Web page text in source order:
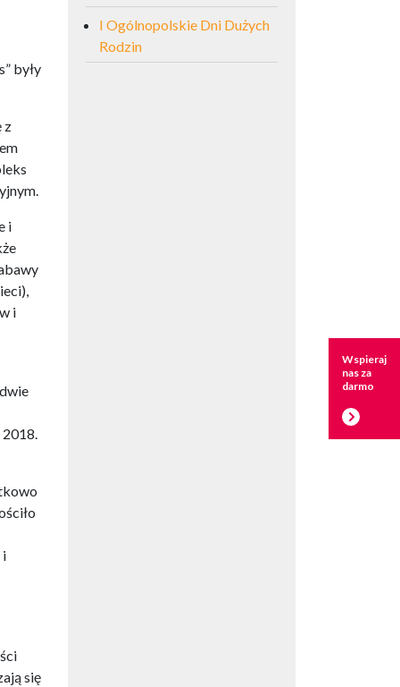
były
z
i
i
2018.
i
się
I Ogólnopolskie Dni Dużych
Rodzin
Wspieraj
nas za
darmo